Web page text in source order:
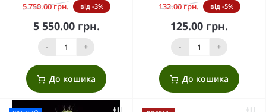
5 750.00 грн. від -3%
5 550.00 грн.
- +
До кошика
132.00 грн. від -5%
125.00 грн.
- +
До кошика